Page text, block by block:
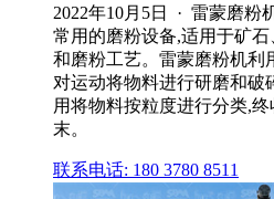
2022年10月5日 · 雷蒙磨粉
常用的磨粉设备,适用于矿
和磨粉工艺。雷蒙磨粉机利
对运动将物料进行研磨和破
用将物料按粒度进行分类,
末。
联系电话: 180 3780 8511